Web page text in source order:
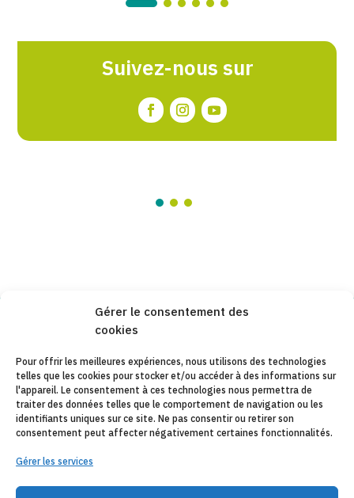
Gérer le consentement des
cookies
Pour offrir les meilleures expériences, nous utilisons des technologies
telles que les cookies pour stocker et/ou accéder à des informations sur
l'appareil. Le consentement à ces technologies nous permettra de
traiter des données telles que le comportement de navigation ou les
identifiants uniques sur ce site. Ne pas consentir ou retirer son
consentement peut affecter négativement certaines fonctionnalités.
Gérer les services
Suivez-nous sur
Copyleft 2025
AVIS JURIDIQUE
POLÍTIQUE DE CONFIDENTIALITÉ